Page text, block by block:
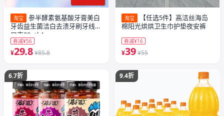
淘宝
参半酵素氨基酸牙膏美白
牙齿益生菌洁白去渍牙刷牙线漱
口支80gtkA
券减¥56
¥29.8 ¥85.8
6.7折
淘宝
【任选5件】高洁丝海岛
棉阳光烘烘卫生巾护垫夜安裤
券减¥16
¥39 ¥55
9.4折